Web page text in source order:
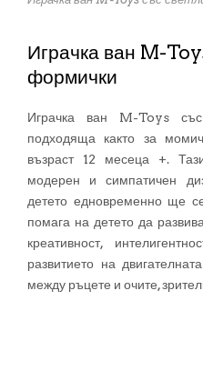
Играчка ван M-
формички
Играчка ван M-Toys
подходяща както за
възраст 12 месеца +.
модерен и симпатичен
детето едновременно ще
помага на детето да
креативност,
развитието на
между ръцете и очите,